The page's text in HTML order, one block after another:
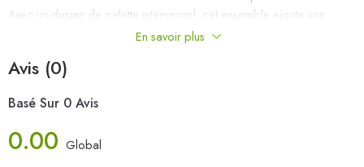
Avec un design de palette intemporel, cet ensemble ajoute une
touche de charme rustique à votre espace de vie. Remarque : afin
recommandons de les protéger avec une housse imperméable.
Couleur : marron miel
Dimensions du canapé d’angle : 70 x 70 x 67 cm (l x P x H)
En savoir plus
Avis (0)
Basé Sur 0 Avis
0.00 Global